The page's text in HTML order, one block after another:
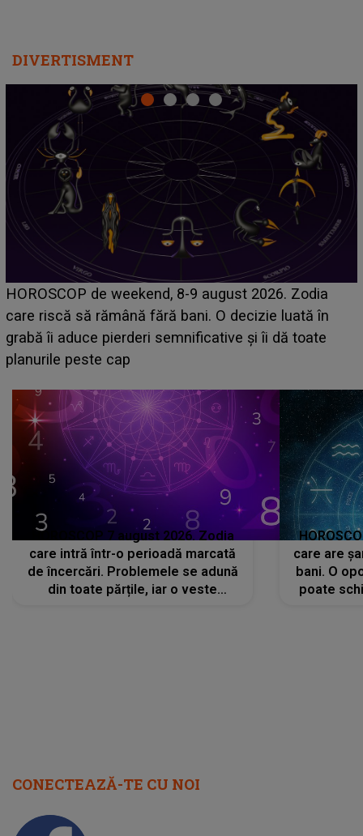
Emanuel a ținut ACEST DETALIU ASCUNS până
acum! În fața Alexandrei, concurentul din Casa Iubirii
face o MĂRTURISIRE NEAȘTEPTATĂ despre mama
sa: "I-am spus și ei în față, eu nu te iubesc pentru
că..."
HOROSCOP 7 august 2026. Zodia
care intră într-o perioadă marcată
de încercări. Problemele se adună
din toate părțile, iar o veste
neașteptată îi dă planurile peste
cap
care are
bani. O
poate
la